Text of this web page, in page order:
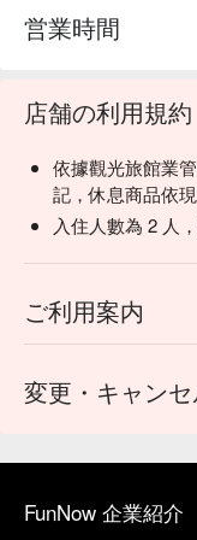
営業時間
店舗の利用規約
依據觀光旅館業
記，休息商品依現
入住人數為 2 人
ご利用案内
変更・キャン
FunNow 企業紹介